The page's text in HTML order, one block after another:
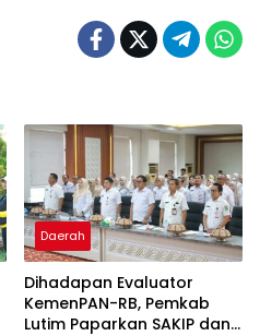
Daerah
Dihadapan Evaluator
KemenPAN-RB, Pemkab
Lutim Paparkan SAKIP dan